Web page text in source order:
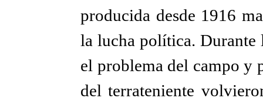
producida desde 1916
la lucha política. Durante
el problema del campo y
del terrateniente